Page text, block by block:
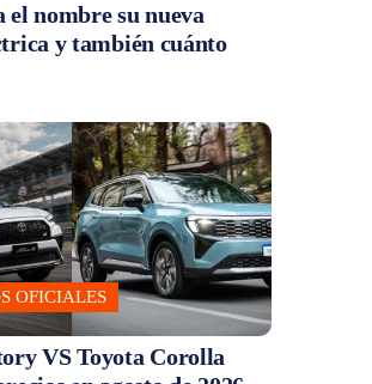
el nombre su nueva
y también cuánto
OFICIALES
VS Toyota Corolla